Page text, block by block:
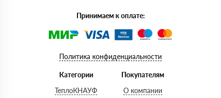
Принимаем к оплате:
Политика конфиденциальности
Категории
ТеплоКНАУФ
Покупателям
О компании